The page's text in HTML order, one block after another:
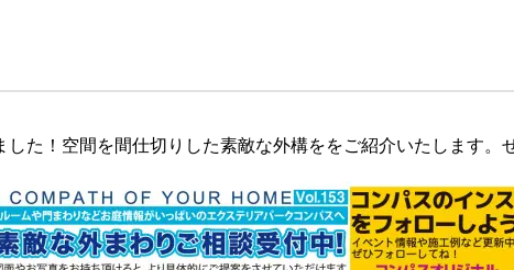
た！空間を間仕切りした素敵な外構ををご紹介いたします。